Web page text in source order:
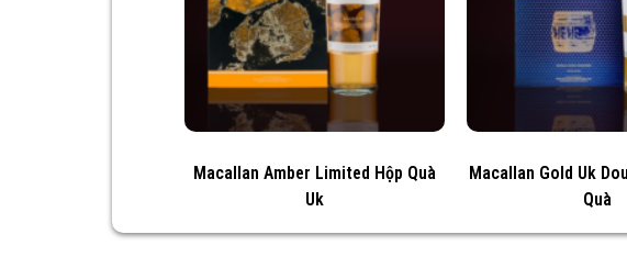
Macallan Amber Limited Hộp Quà
Uk
Macallan Gold Uk
Quà